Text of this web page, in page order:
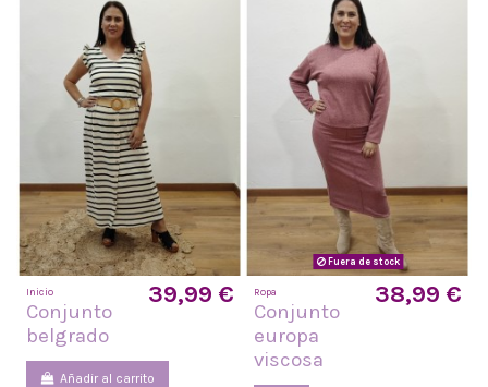
Inicio
Conjunto
belgrado
39,99 €
Añadir al carrito
Fuera de stock
Ropa
Conjunto
europa
viscosa
38,99 €